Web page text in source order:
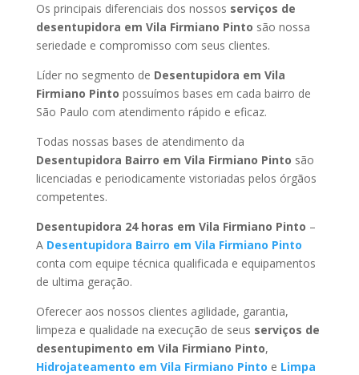
Os principais diferenciais dos nossos serviços de
desentupidora em Vila Firmiano Pinto são nossa
seriedade e compromisso com seus clientes.
Líder no segmento de Desentupidora em Vila
Firmiano Pinto possuímos bases em cada bairro de
São Paulo com atendimento rápido e eficaz.
Todas nossas bases de atendimento da
Desentupidora Bairro em Vila Firmiano Pinto são
licenciadas e periodicamente vistoriadas pelos órgãos
competentes.
Desentupidora 24 horas em Vila Firmiano Pinto –
A Desentupidora Bairro em Vila Firmiano Pinto
conta com equipe técnica qualificada e equipamentos
de ultima geração.
Oferecer aos nossos clientes agilidade, garantia,
limpeza e qualidade na execução de seus serviços de
desentupimento em Vila Firmiano Pinto,
Hidrojateamento em Vila Firmiano Pinto e Limpa